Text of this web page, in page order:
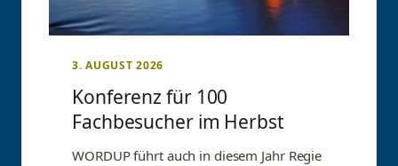
3. AUGUST 2026
Konferenz für 100
Fachbesucher im Herbst
WORDUP führt auch in diesem Jahr Regie